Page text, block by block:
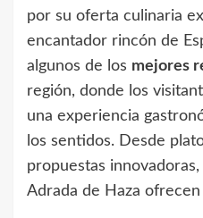
por su oferta culinaria
encantador rincón de
algunos de los mejores
región, donde los
una experiencia
los sentidos. Desde
propuestas
Adrada de Haza ofrecen